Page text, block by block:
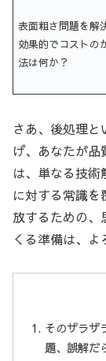
表面粗さ問題を解
効果的でコストの
法は何か？
さあ、後処理
げ、あなたが品
は、単なる技
に対する常識
放するための、
くる準備は、よ
そのザラザ
題、誤解だ